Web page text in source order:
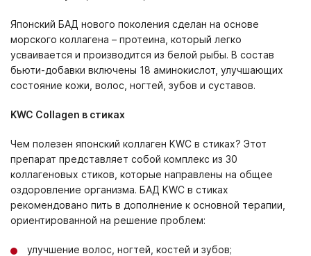
Японский БАД нового поколения сделан на основе
морского коллагена – протеина, который легко
усваивается и производится из белой рыбы. В состав
бьюти-добавки включены 18 аминокислот, улучшающих
состояние кожи, волос, ногтей, зубов и суставов.
KWC Collagen в стиках
Чем полезен японский коллаген KWC в стиках? Этот
препарат представляет собой комплекс из 30
коллагеновых стиков, которые направлены на общее
оздоровление организма. БАД KWC в стиках
рекомендовано пить в дополнение к основной терапии,
ориентированной на решение проблем:
улучшение волос, ногтей, костей и зубов;